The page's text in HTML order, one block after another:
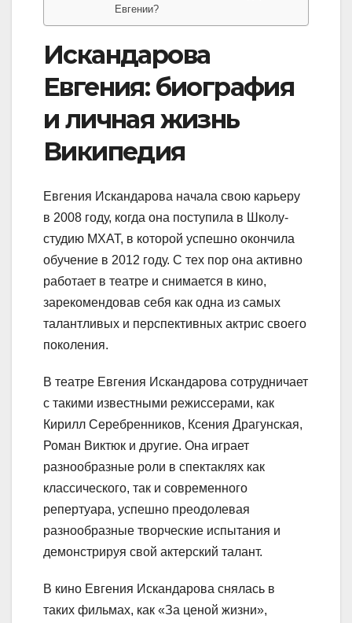
Евгении?
Искандарова
Евгения: биография
и личная жизнь
Википедия
Евгения Искандарова начала свою карьеру
в 2008 году, когда она поступила в Школу-
студию МХАТ, в которой успешно окончила
обучение в 2012 году. С тех пор она активно
работает в театре и снимается в кино,
зарекомендовав себя как одна из самых
талантливых и перспективных актрис своего
поколения.
В театре Евгения Искандарова сотрудничает
с такими известными режиссерами, как
Кирилл Серебренников, Ксения Драгунская,
Роман Виктюк и другие. Она играет
разнообразные роли в спектаклях как
классического, так и современного
репертуара, успешно преодолевая
разнообразные творческие испытания и
демонстрируя свой актерский талант.
В кино Евгения Искандарова снялась в
таких фильмах, как «За ценой жизни»,